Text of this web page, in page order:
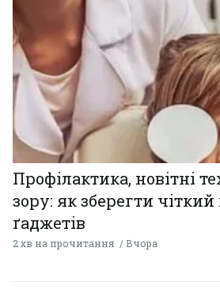
Профілактика, новітні
зору: як зберегти
ґаджетів
2 хв на прочитання Вчора